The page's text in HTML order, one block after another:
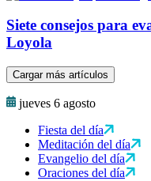
Siete consejos para
Loyola
Cargar más artículos
jueves 6 agosto
Fiesta del día
Meditación del día
Evangelio del día
Oraciones del día